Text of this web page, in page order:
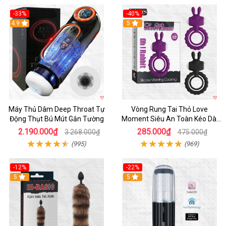
-33%
Hot
4.9
Máy Thủ Dâm Deep Throat Tự
Động Thụt Bú Mút Gắn Tường
2.190.000₫ 3.268.000₫
(995)
-40%
5
Vòng Rung Tai Thỏ Love
Moment Siêu An Toàn Kéo Dài
Thời Gian
285.000₫ 475.000₫
(969)
-12%
Hot
5
-22%
5